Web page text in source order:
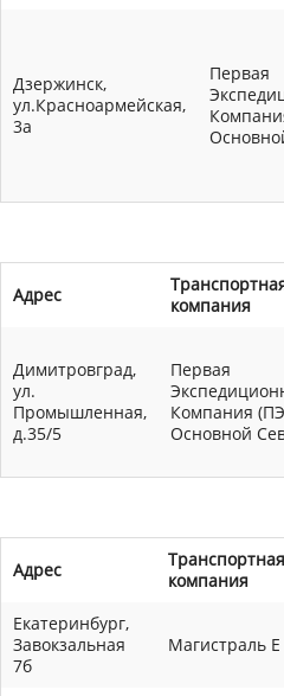
Дзержинск,
ул.Красноармейская,
3а
Первая
Адрес
компания
Димитровград,
ул.
Промышленная,
д.35/5
Первая
Компания
Основной
Адрес
Транспортная
компания
Екатеринбург,
Завокзальная
7б
Магистраль Е